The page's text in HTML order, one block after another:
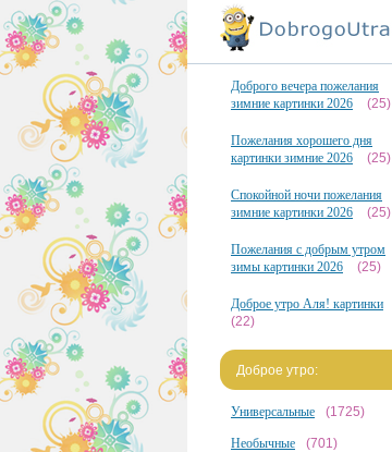
Доброго вечера пожелания
зимние картинки 2026
(25)
Пожелания хорошего дня
картинки зимние 2026
(25)
Спокойной ночи пожелания
зимние картинки 2026
(25)
Пожелания с добрым утром
зимы картинки 2026
(25)
Доброе утро Аля! картинки
(22)
Доброе утро:
Универсальные (1725)
Необычные (701)